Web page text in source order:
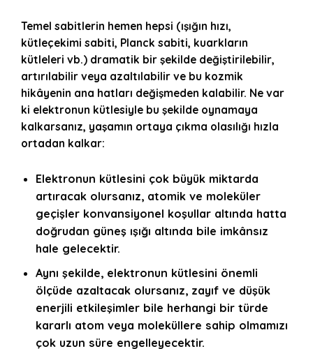
Temel sabitlerin hemen hepsi (ışığın hızı,
kütleçekimi sabiti, Planck sabiti, kuarkların
kütleleri vb.) dramatik bir şekilde değiştirilebilir,
artırılabilir veya azaltılabilir ve bu kozmik
hikâyenin ana hatları değişmeden kalabilir. Ne var
ki elektronun kütlesiyle bu şekilde oynamaya
kalkarsanız, yaşamın ortaya çıkma olasılığı hızla
ortadan kalkar:
Elektronun kütlesini çok büyük miktarda
artıracak olursanız, atomik ve moleküler
geçişler konvansiyonel koşullar altında hatta
doğrudan güneş ışığı altında bile imkânsız
hale gelecektir.
Aynı şekilde, elektronun kütlesini önemli
ölçüde azaltacak olursanız, zayıf ve düşük
enerjili etkileşimler bile herhangi bir türde
kararlı atom veya moleküllere sahip olmamızı
çok uzun süre engelleyecektir.